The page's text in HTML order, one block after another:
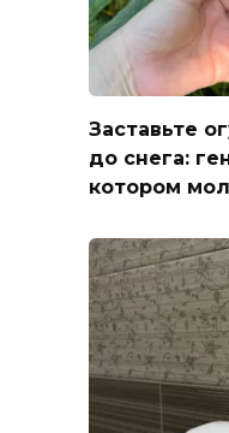
Заставьте
до снега:
котором